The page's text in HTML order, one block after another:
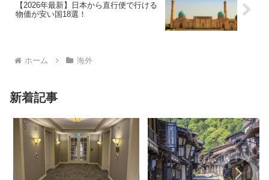
【2026年最新】日本から直行便で行ける
物価が安い国18選！
ホーム 海外
新着記事